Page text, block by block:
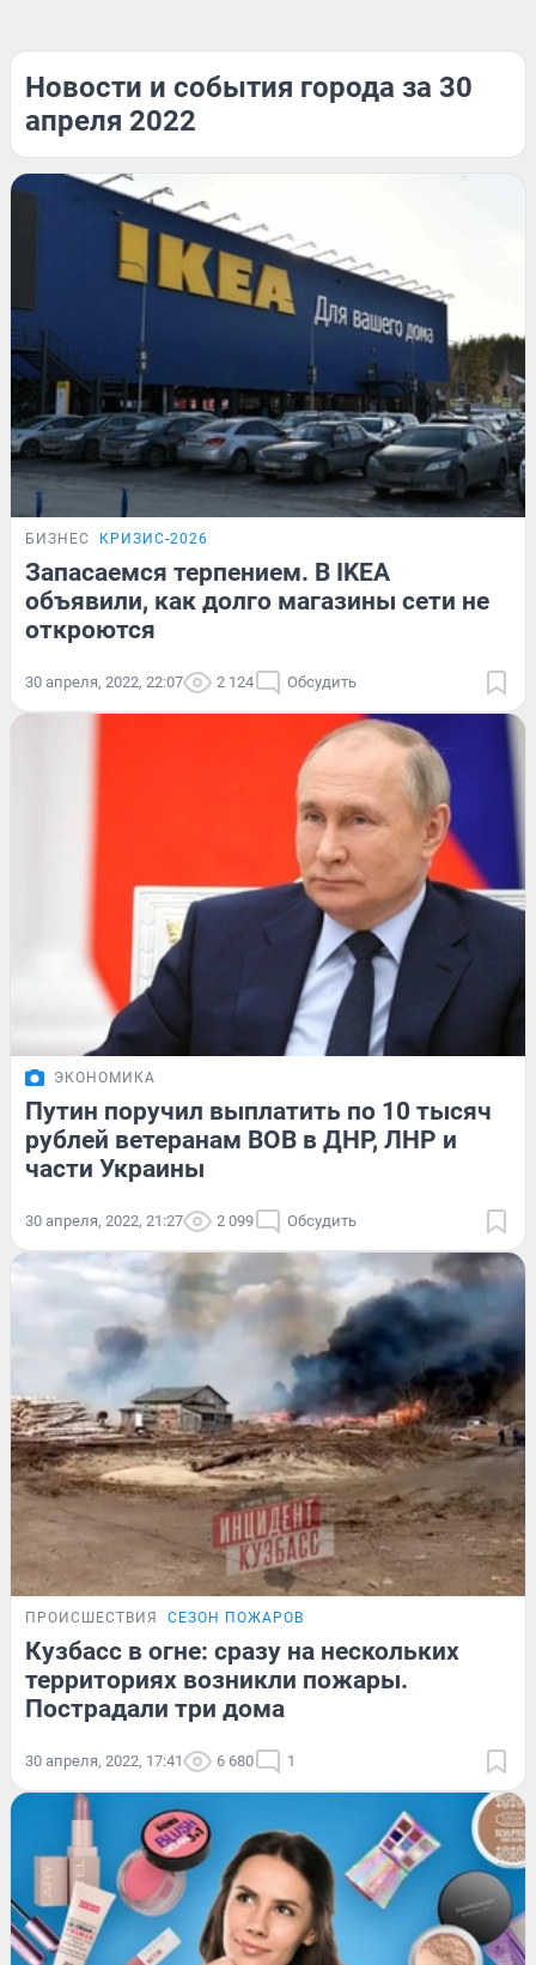
Новости и события города за 30
апреля 2022
БИЗНЕС КРИЗИС-2026
Запасаемся терпением. В IKEA
объявили, как долго магазины сети не
откроются
30 апреля, 2022, 22:07 2 124 Обсудить
ЭКОНОМИКА
Путин поручил выплатить по 10 тысяч
рублей ветеранам ВОВ в ДНР, ЛНР и
части Украины
30 апреля, 2022, 21:27 2 099 Обсудить
ПРОИСШЕСТВИЯ СЕЗОН ПОЖАРОВ
Кузбасс в огне: сразу на нескольких
территориях возникли пожары.
Пострадали три дома
30 апреля, 2022, 17:41 6 680 1